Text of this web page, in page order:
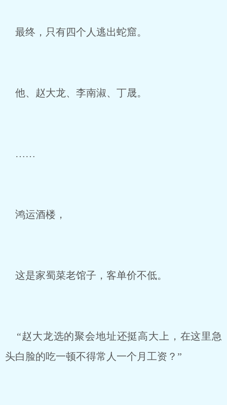
最终，只有四个人逃出蛇窟。
他、赵大龙、李南淑、丁晟。
……
鸿运酒楼，
这是家蜀菜老馆子，客单价不低。
“赵大龙选的聚会地址还挺高大上，在这里急
头白脸的吃一顿不得常人一个月工资？”